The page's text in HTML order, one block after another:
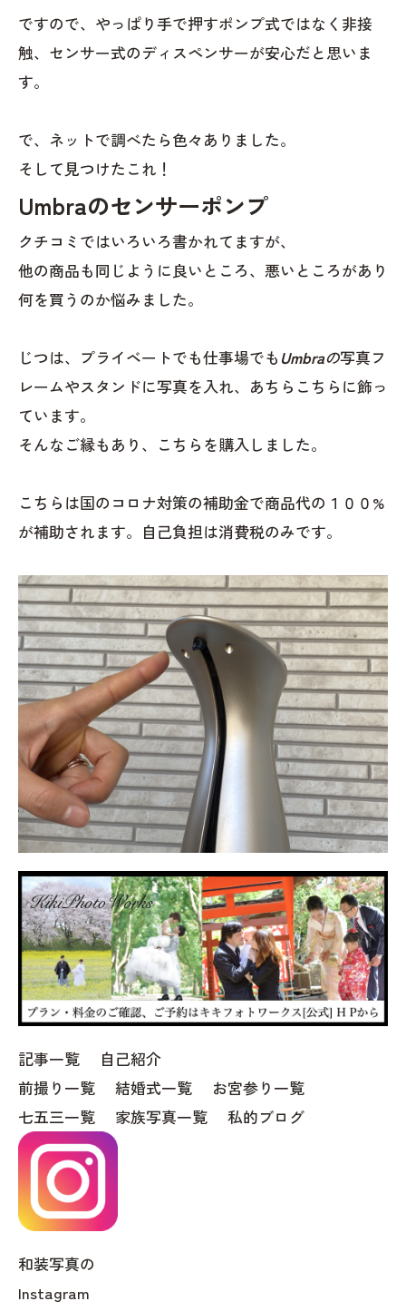
ですので、やっぱり手で押すポンプ式ではなく非接
触、センサー式のディスペンサーが安心だと思いま
す。
で、ネットで調べたら色々ありました。
そして見つけたこれ！
Umbraのセンサーポンプ
クチコミではいろいろ書かれてますが、
他の商品も同じように良いところ、悪いところがあり
何を買うのか悩みました。
じつは、プライベートでも仕事場でも Umbraの写真フ
レームやスタンドに写真を入れ、あちらこちらに飾っ
ています。
そんなご縁もあり、こちらを購入しました。
こちらは国のコロナ対策の補助金で商品代の１００%
が補助されます。自己負担は消費税のみです。
記事一覧
自己紹介
前撮り一覧
結婚式一覧
お宮参り一覧
七五三一覧
家族写真一覧 私的ブログ
和装写真の
Instagram